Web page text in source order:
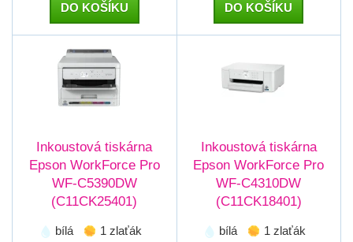
DO KOŠÍKU DO KOŠÍKU
Inkoustová tiskárna
Epson WorkForce Pro
WF-C5390DW
(C11CK25401)
bílá 1 zlaťák
Inkoustová tiskárna
Epson WorkForce Pro
WF-C4310DW
(C11CK18401)
bílá 1 zlaťák